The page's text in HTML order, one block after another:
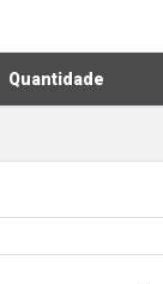
Quantidade